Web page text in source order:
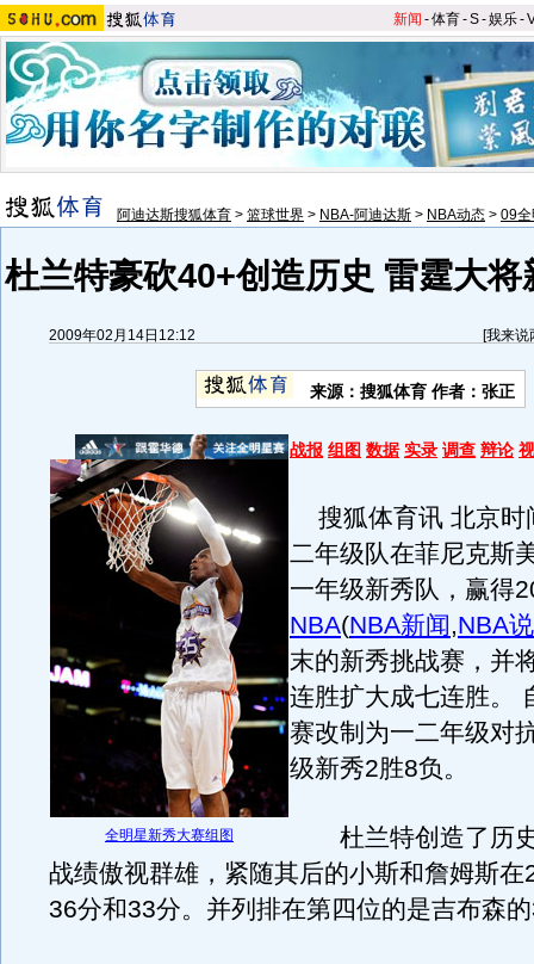
新闻 -体育-S-娱乐-
阿迪达斯搜狐体育 > 篮球世界 > NBA-阿迪达斯 > NBA动态 > 09
杜兰特豪砍40+创造历史 雷霆大将
2009年02月14日12:12 [我来说
来源：搜狐体育 作者：张正
全明星新秀大赛组图
战报 组图 数据 实录 调查 辩论
搜狐体育讯 北京时
二年级队在菲尼克斯
一年级新秀队，赢得
NBA(NBA新闻,NBA
末的新秀挑战赛，并
连胜扩大成七连胜。
赛改制为一二年级对
级新秀2胜8负。
杜兰特创造了历史
战绩傲视群雄，紧随其后的小斯和詹姆斯
36分和33分。并列排在第四位的是吉布森